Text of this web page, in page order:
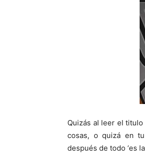
Quizás al leer el
cosas, o quizá en
después de todo ‘es